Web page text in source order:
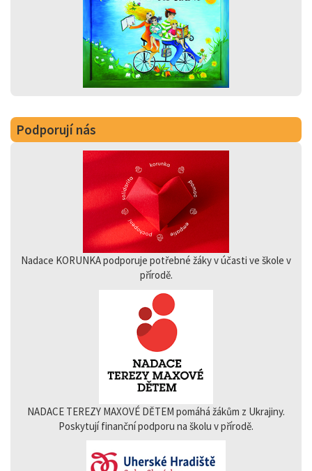
Podporují nás
Nadace KORUNKA podporuje potřebné žáky v účasti ve škole v
přírodě.
NADACE TEREZY MAXOVÉ DĚTEM pomáhá žákům z Ukrajiny.
Poskytují finanční podporu na školu v přírodě.